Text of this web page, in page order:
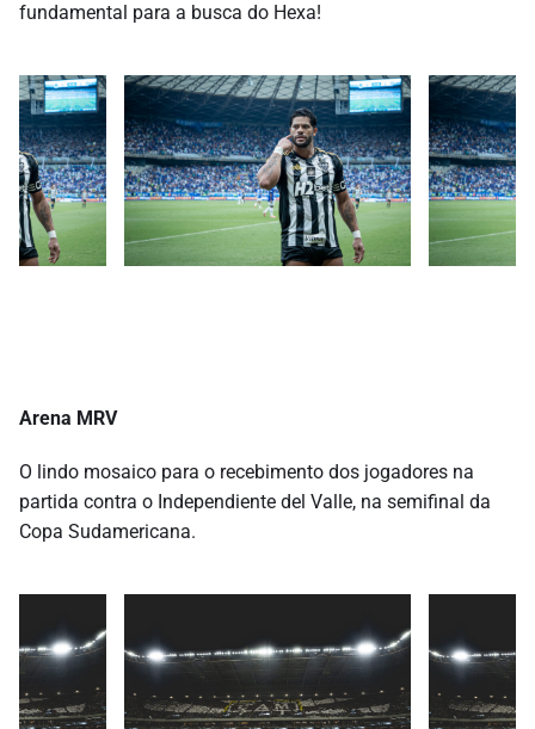
fundamental para a busca do Hexa!
Arena MRV
O lindo mosaico para o recebimento dos jogadores na
partida contra o Independiente del Valle, na semifinal da
Copa Sudamericana.